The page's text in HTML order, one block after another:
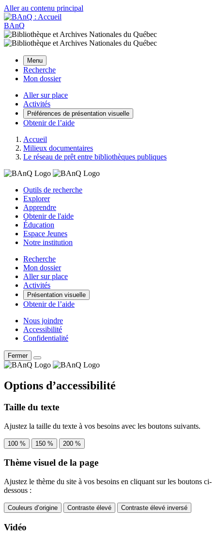
Aller au contenu principal
BAnQ
Menu
Recherche
Mon dossier
Aller sur place
Activités
Préférences de présentation visuelle
Obtenir de l’aide
Accueil
Milieux documentaires
Le réseau de prêt entre bibliothèques publiques
Outils de recherche
Explorer
Apprendre
Obtenir de l'aide
Éducation
Espace Jeunes
Notre institution
Recherche
Mon dossier
Aller sur place
Activités
Présentation visuelle
Obtenir de l’aide
Nous joindre
Accessibilité
Confidentialité
Fermer
Options d’accessibilité
Taille du texte
Ajustez la taille du texte à vos besoins avec les boutons suivants.
100 % 150 % 200 %
Thème visuel de la page
Ajustez le thème du site à vos besoins en cliquant sur les boutons ci-
dessous :
Couleurs d’origine Contraste élevé Contraste élevé inversé
Vidéo